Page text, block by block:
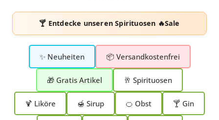
🍸 Entdecke unserenSpirituosen 🔥Sale
✨ Neuheiten 📦 Versandkostenfrei
🎁 Gratis Artikel 🥂 Spirituosen
🍹 Liköre 🍯 Sirup 🍊 Obst 🍸 Gin